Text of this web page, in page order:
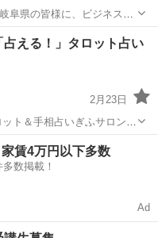
阜県の皆様に、ビジネス〜
・オフラインで開催してお
程などの詳細情報を見るこ
ン
える！」タロット占い
2月23日
ト＆手相占いぎふサロン女
んね。もっとも、ここま
識 タロットカード
家賃4万円以下多数
数掲載！
Ad